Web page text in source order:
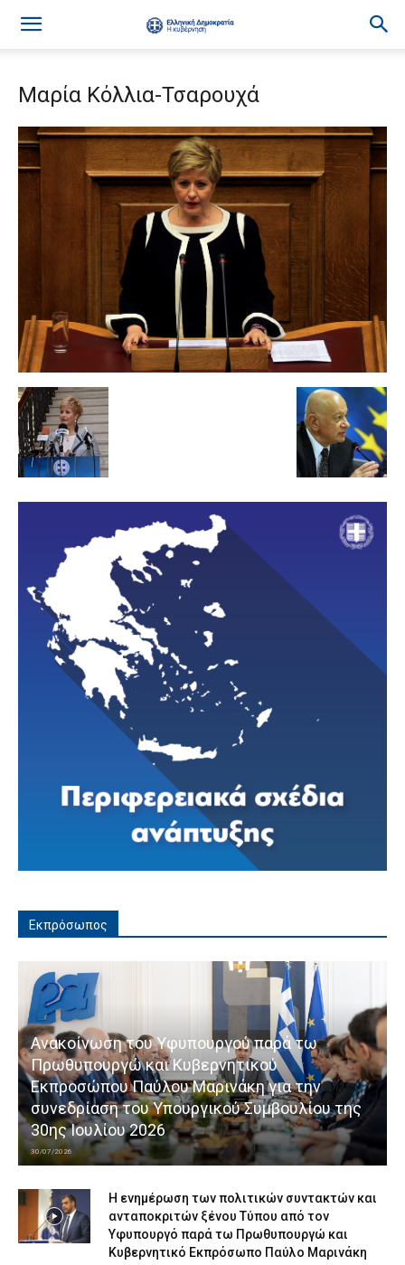
Μαρία Κόλλια-Τσαρουχά
Εκπρόσωπος
Ανακοίνωση του Υφυπουργού παρά τω
Πρωθυπουργώ και Κυβερνητικού
Εκπροσώπου Παύλου Μαρινάκη για την
συνεδρίαση του Υπουργικού Συμβουλίου της
30ης Ιουλίου 2026
30/07/2026
Η ενημέρωση των πολιτικών συντακτών και
ανταποκριτών ξένου Τύπου από τον
Υφυπουργό παρά τω Πρωθυπουργώ και
Κυβερνητικό Εκπρόσωπο Παύλο Μαρινάκη